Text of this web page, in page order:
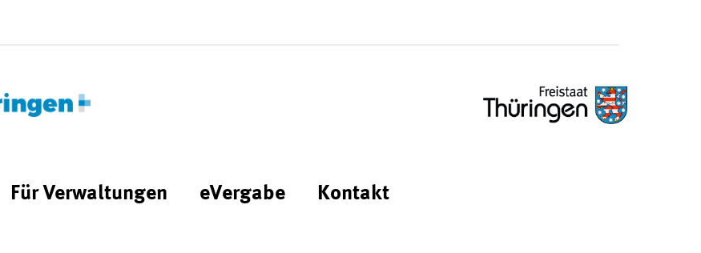
Für Verwaltungen eVergabe Kontakt